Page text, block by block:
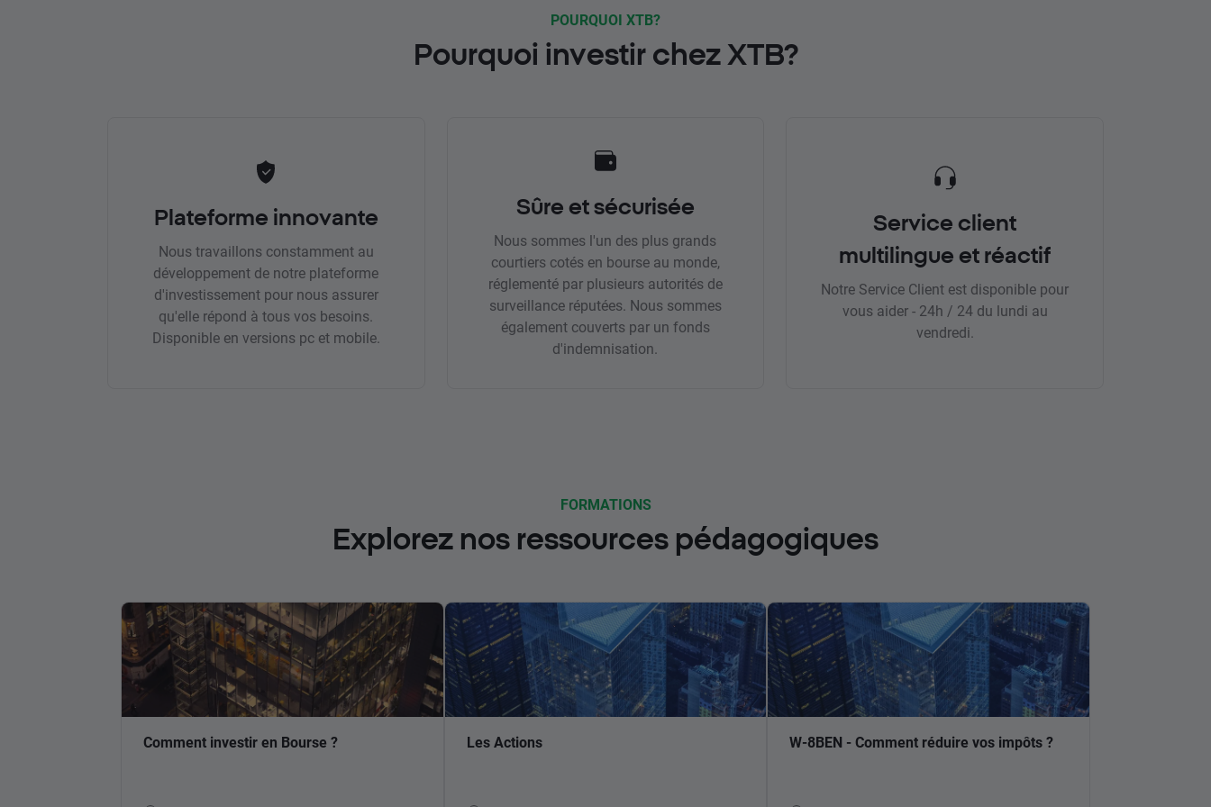
POURQUOI XTB?
Pourquoi investir chez XTB?
Plateforme innovante
Nous travaillons constamment au
développement de notre plateforme
d'investissement pour nous assurer
qu'elle répond à tous vos besoins.
Disponible en versions pc et mobile.
Sûre et sécurisée
Nous sommes l'un des plus grands
courtiers cotés en bourse au monde,
réglementé par plusieurs autorités de
surveillance réputées. Nous sommes
également couverts par un fonds
d'indemnisation.
Service client
multilingue et réactif
Notre Service Client est disponible pour
vous aider - 24h / 24 du lundi au
vendredi.
FORMATIONS
Explorez nos ressources pédagogiques
Comment investir en Bourse ? Les Actions W-8BEN - Comment réduire vos impôts ?